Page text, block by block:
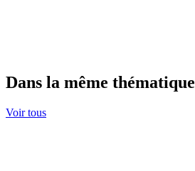
Dans la même thématique
Voir tous